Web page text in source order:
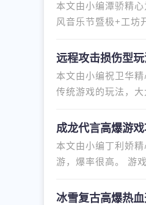
本文由小编潭骄精
风音乐节暨极+工坊
远程攻击损伤型
本文由小编祝卫华
传统游戏的玩法，
成龙代言高爆游
本文由小编丁利娇
游，爆率很高。 游
冰雪复古高爆热